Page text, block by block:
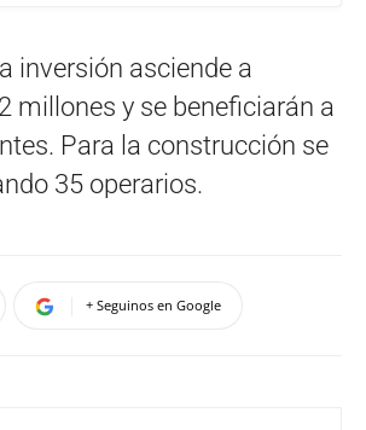
inversión asciende a
millones y se beneficiarán a
Para la construcción se
35 operarios.
+ Seguinos en Google